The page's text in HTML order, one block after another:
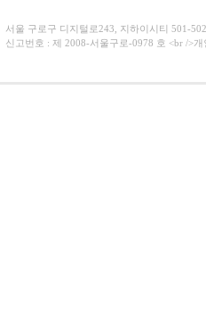
서울 구로구 디지털로243, 지하이시티 501-
신고번호 : 제 2008-서울구로-0978 호 <br />